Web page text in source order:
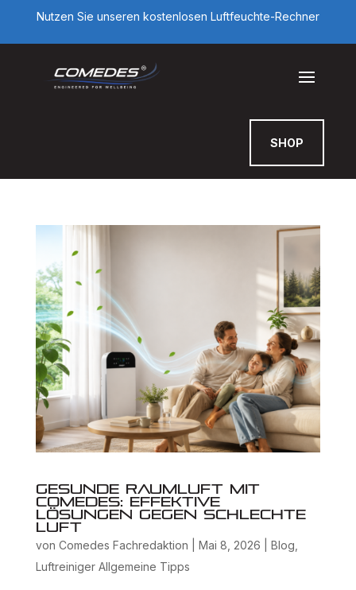
Nutzen Sie unseren kostenlosen Luftfeuchte-Rechner
SHOP
Gesunde Raumluft mit
Comedes: Effektive
Lösungen gegen schlechte
Luft
von Comedes Fachredaktion Mai 8, 2026 Blog
Luftreiniger Allgemeine Tipps